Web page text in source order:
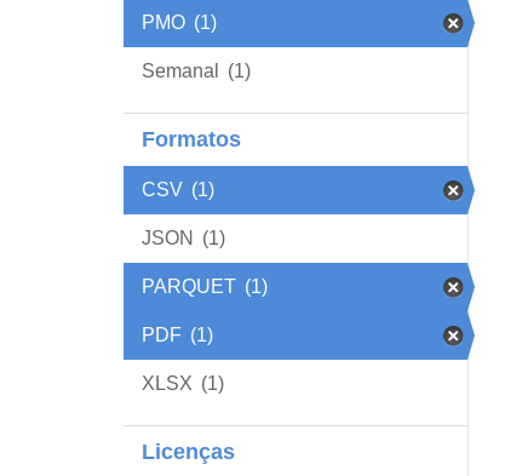
PMO (1)
Semanal (1)
Formatos
CSV (1)
JSON (1)
PARQUET (1)
PDF (1)
XLSX (1)
Licenças